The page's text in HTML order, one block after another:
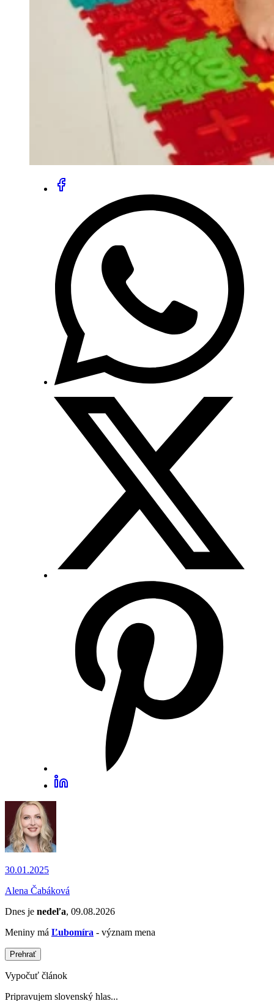
30.01.2025
Alena Čabáková
Dnes je nedeľa, 09.08.2026
Meniny má Ľubomíra - význam mena
Prehrať
Vypočuť článok
Pripravujem slovenský hlas...